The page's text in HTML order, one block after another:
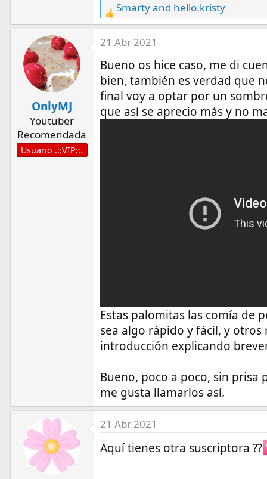
R
e
a
c
t
i
o
n
s
Smartyand hello.kristy
OnlyMJ
Youtuber
Recomendada
Usuario .::VIP::.
21 Abr 2021
Bueno os hice caso, me di
bien, también es verdad que
final voy a optar por un
que así se aprecio más y no
Estas palomitas las comía de
sea algo rápido y fácil, y
introducción explicando
Bueno, poco a poco, sin
me gusta llamarlos así.
21 Abr 2021
Aquí tienes otra suscriptora ??‍